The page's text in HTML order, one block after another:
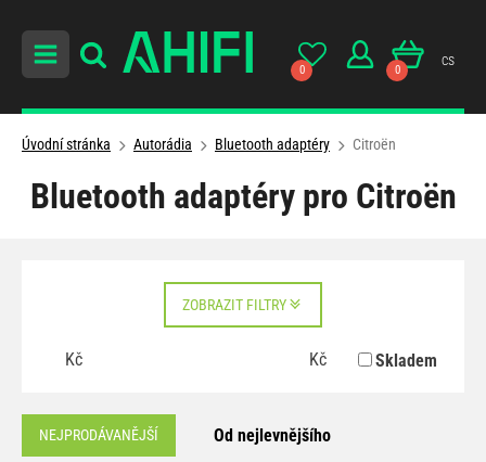
0 0
cs
Úvodní stránka Autorádia Bluetooth adaptéry Citroën
Bluetooth adaptéry pro Citroën
ZOBRAZIT FILTRY
Kč Kč Skladem
NEJPRODÁVANĚJŠÍ Od nejlevnějšího